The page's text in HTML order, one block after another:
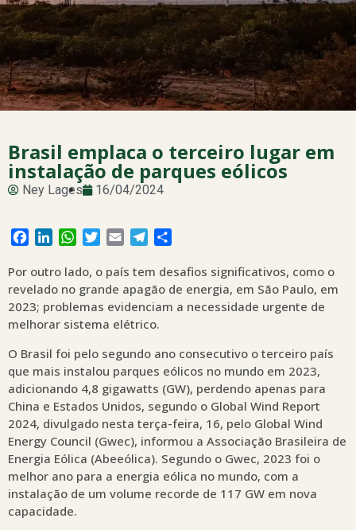
Brasil emplaca o terceiro lugar em
instalação de parques eólicos
Ney Lages 16/04/2024
Facebook
LinkedInWhatsApp
Twitter
Email Telegram
Por outro lado, o país tem desafios significativos, como o
revelado no grande apagão de energia, em São Paulo, em
2023; problemas evidenciam a necessidade urgente de
melhorar sistema elétrico.
O Brasil foi pelo segundo ano consecutivo o terceiro país
que mais instalou parques eólicos no mundo em 2023,
adicionando 4,8 gigawatts (GW), perdendo apenas para
China e Estados Unidos, segundo o Global Wind Report
2024, divulgado nesta terça-feira, 16, pelo Global Wind
Energy Council (Gwec), informou a Associação Brasileira de
Energia Eólica (Abeeólica). Segundo o Gwec, 2023 foi o
melhor ano para a energia eólica no mundo, com a
instalação de um volume recorde de 117 GW em nova
capacidade.